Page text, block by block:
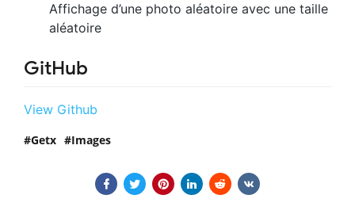
Affichage d’une photo aléatoire avec une taille
aléatoire
GitHub
View Github
Getx Images